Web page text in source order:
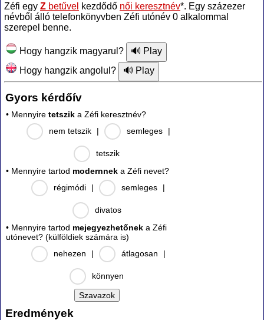
Zéfi egy Z betűvel kezdődő női keresztnév*. Egy százezer
névből álló telefonkönyvben Zéfi utónév 0 alkalommal
szerepel benne.
Hogy hangzik magyarul?
Hogy hangzik angolul?
Gyors kérdőív
• Mennyire tetszik a Zéfi keresztnév?
nem tetszik
| semleges |
tetszik
• Mennyire tartod modernnek a Zéfi nevet?
régimódi
| semleges |
divatos
• Mennyire tartod mejegyezhetőnek a Zéfi
utónevet? (külföldiek számára is)
nehezen
| átlagosan |
könnyen
Eredmények